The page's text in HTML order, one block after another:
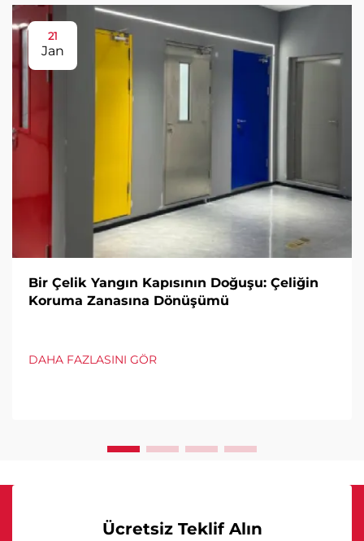
21
Jan
Bir Çelik Yangın Kapısının Doğuşu: Çeliğin
Koruma Zanasına Dönüşümü
DAHA FAZLASINI GÖR
Ücretsiz Teklif Alın